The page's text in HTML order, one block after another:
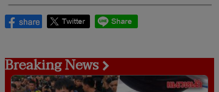
Breaking News